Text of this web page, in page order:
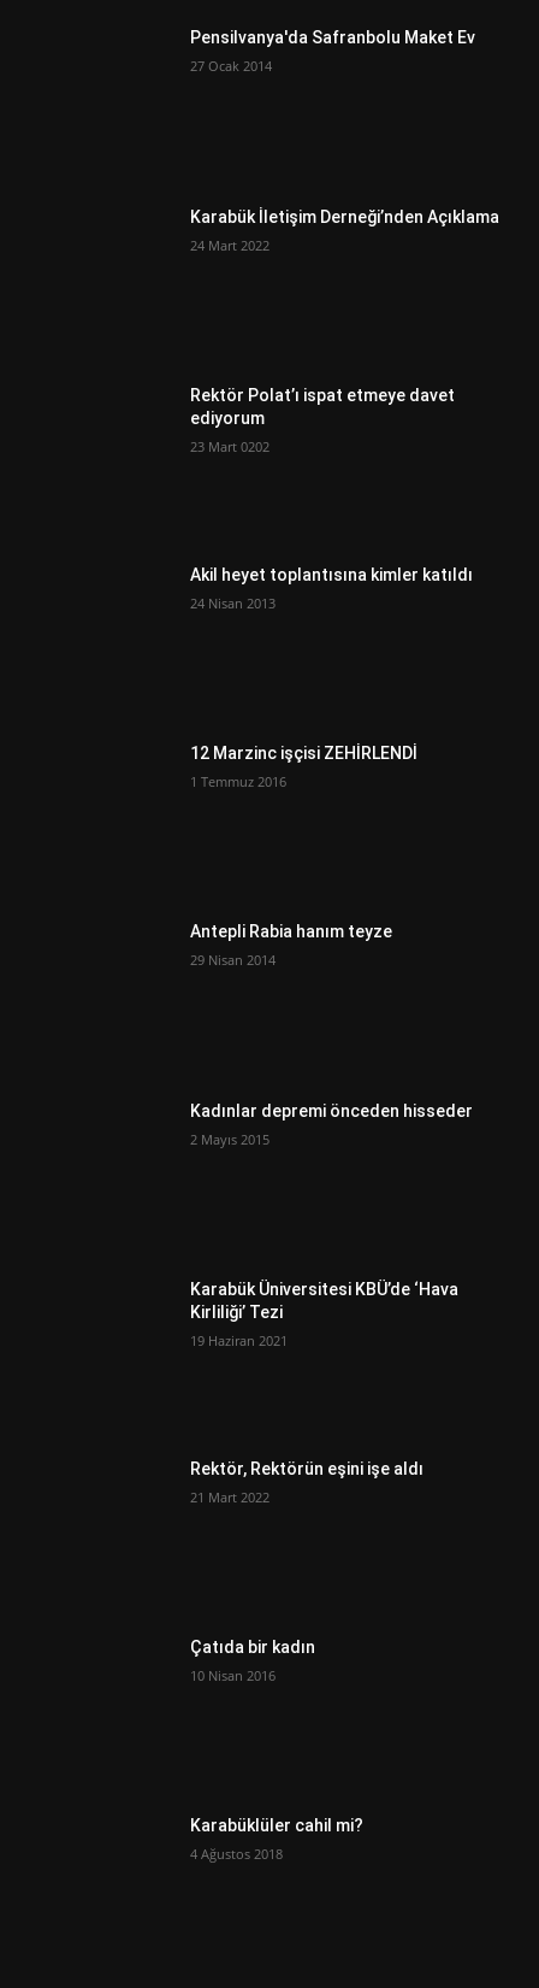
Pensilvanya'da Safranbolu Maket Ev
27 Ocak 2014
Karabük İletişim Derneği’nden Açıklama
24 Mart 2022
Rektör Polat’ı ispat etmeye davet
ediyorum
23 Mart 0202
Akil heyet toplantısına kimler katıldı
24 Nisan 2013
12 Marzinc işçisi ZEHİRLENDİ
1 Temmuz 2016
Antepli Rabia hanım teyze
29 Nisan 2014
Kadınlar depremi önceden hisseder
2 Mayıs 2015
Karabük Üniversitesi KBÜ’de ‘Hava
Kirliliği’ Tezi
19 Haziran 2021
Rektör, Rektörün eşini işe aldı
21 Mart 2022
Çatıda bir kadın
10 Nisan 2016
Karabüklüler cahil mi?
4 Ağustos 2018